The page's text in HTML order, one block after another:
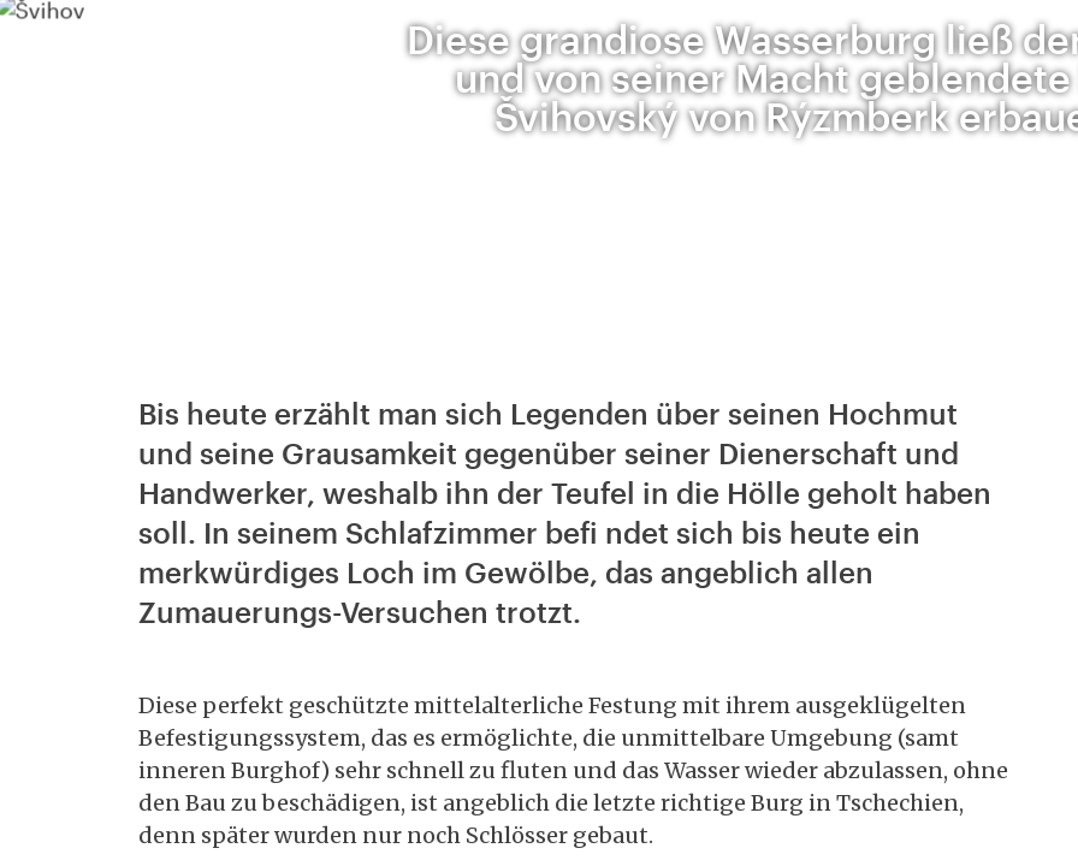
Diese grandiose Wasserburg ließ
und von seiner Macht geblendete
Švihovský von Rýzmberk
Bis heute erzählt man sich Legenden über seinen Hochmut
und seine Grausamkeit gegenüber seiner Dienerschaft und
Handwerker, weshalb ihn der Teufel in die Hölle geholt haben
soll. In seinem Schlafzimmer befi ndet sich bis heute ein
merkwürdiges Loch im Gewölbe, das angeblich allen
Zumauerungs-Versuchen trotzt.
Diese perfekt geschützte mittelalterliche Festung mit ihrem ausgeklügelten
Befestigungssystem, das es ermöglichte, die unmittelbare Umgebung (samt
inneren Burghof) sehr schnell zu fluten und das Wasser wieder abzulassen, ohne
den Bau zu beschädigen, ist angeblich die letzte richtige Burg in Tschechien,
denn später wurden nur noch Schlösser gebaut.